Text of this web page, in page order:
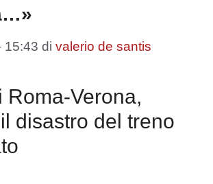
15:43 di valerio de santis
Roma-Verona,
il disastro del treno